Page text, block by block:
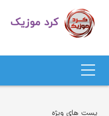
های کردی
پست های ویژه